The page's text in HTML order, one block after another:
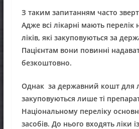
З таким запитанням часто
Адже всі лікарні мають
ліків, які закуповуються за
Пацієнтам вони повинні
безкоштовно.
Однак за державний кошт для
закуповуються лише ті
Національному переліку
засобів. До нього входять ліки